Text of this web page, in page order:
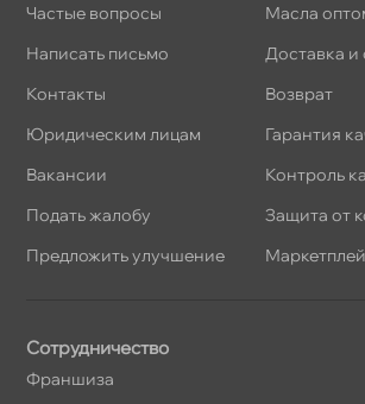
Частые вопросы
Написать письмо
Контакты
Юридическим лицам
акансии
Подать жалобу
Предложить улучшение
Масла
Доставка и
озврат
Гарантия
Контроль
Защита от
Сотрудничество
Франшиза